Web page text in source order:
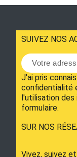
SUIVEZ NOS
J'ai pris
confidentialité
l'utilisation des
formulaire.
SUR NOS
Vivez, suivez